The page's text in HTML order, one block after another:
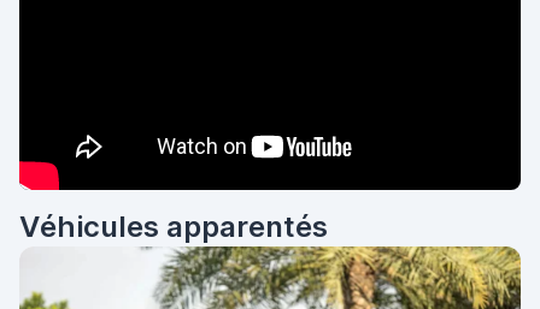
Véhicules apparentés